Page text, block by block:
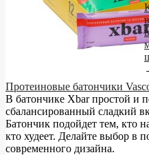
Протеиновые батончики
В батончике Xbar простой и
сбалансированный сладкий
Батончик подойдет тем, кто
кто худеет. Делайте выбор в
современного дизайна.
в